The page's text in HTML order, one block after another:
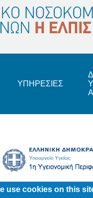
ΥΠΗΡΕΣΙΕΣ
use cookies on this